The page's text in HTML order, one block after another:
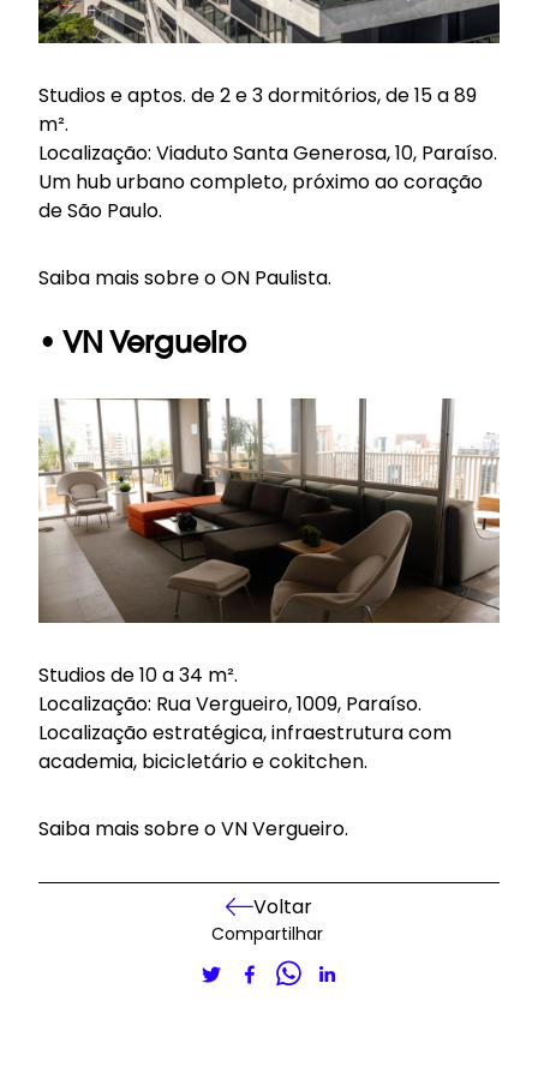
Studios e aptos. de 2 e 3 dormitórios, de 15 a 89
m².
Localização: Viaduto Santa Generosa, 10, Paraíso.
Um hub urbano completo, próximo ao coração
de São Paulo.
Saiba mais sobre oON Paulista.
• VN Vergueiro
Studios de 10 a 34 m².
Localização: Rua Vergueiro, 1009, Paraíso.
Localização estratégica, infraestrutura com
academia, bicicletário e cokitchen.
Saiba mais sobre oVN Vergueiro.
Voltar
Compartilhar